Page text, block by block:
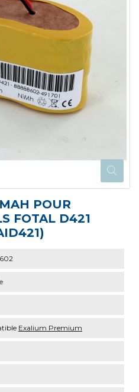
POUR
FOTAL D421
Exalium Premium